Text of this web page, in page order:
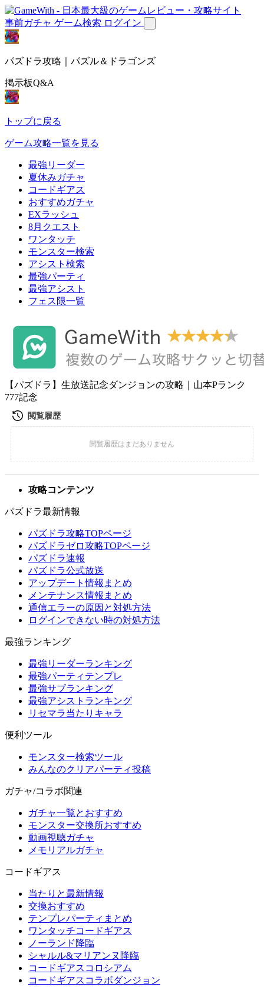
事前ガチャ ゲーム検索 ログイン
パズドラ攻略｜パズル＆ドラゴンズ
掲示板Q&A
トップに戻る
ゲーム攻略一覧を見る
最強リーダー
夏休みガチャ
コードギアス
おすすめガチャ
EXラッシュ
8月クエスト
ワンタッチ
モンスター検索
アシスト検索
最強パーティ
最強アシスト
フェス限一覧
【パズドラ】生放送記念ダンジョンの攻略｜山本Pランク
777記念
攻略コンテンツ
パズドラ最新情報
パズドラ攻略TOPページ
パズドラゼロ攻略TOPページ
パズドラ速報
パズドラ公式放送
アップデート情報まとめ
メンテナンス情報まとめ
通信エラーの原因と対処方法
ログインできない時の対処方法
最強ランキング
最強リーダーランキング
最強パーティテンプレ
最強サブランキング
最強アシストランキング
リセマラ当たりキャラ
便利ツール
モンスター検索ツール
みんなのクリアパーティ投稿
ガチャ/コラボ関連
ガチャ一覧とおすすめ
モンスター交換所おすすめ
動画視聴ガチャ
メモリアルガチャ
コードギアス
当たりと最新情報
交換おすすめ
テンプレパーティまとめ
ワンタッチコードギアス
ノーランド降臨
シャルル&マリアンヌ降臨
コードギアスコロシアム
コードギアスコラボダンジョン